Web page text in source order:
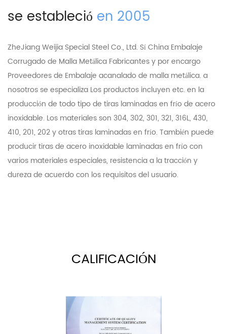
se estableció en 2005
ZheJiang Weijia Special Steel Co., Ltd. SíChina Embalaje
Corrugado de Malla Metálica Fabricantesy por encargo
Proveedores de Embalaje acanalado de malla metálica. a
nosotros se especializa Los productos incluyen etc. en la
producción de todo tipo de tiras laminadas en frío de acero
inoxidable. Los materiales son 304, 302, 301, 321, 316L, 430,
410, 201, 202 y otras tiras laminadas en frío. También puede
producir tiras de acero inoxidable laminadas en frío con
varios materiales especiales, resistencia a la tracción y
dureza de acuerdo con los requisitos del usuario.
CALIFICACIÓN